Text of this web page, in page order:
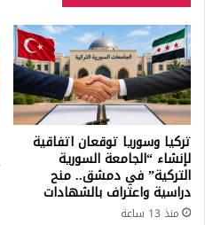
تركيا وسوريا توقعان اتفاقية
لإنشاء “الجامعة السورية
التركية” في دمشق.. منح
دراسية واعتراف بالشهادات
منذ 13 ساعة